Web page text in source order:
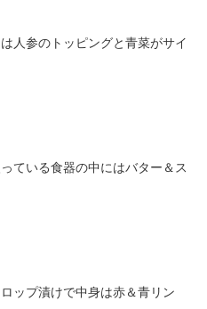
人参のトッピングと青菜がサイ
ている食器の中にはバター＆ス
ップ漬けで中身は赤＆青リン